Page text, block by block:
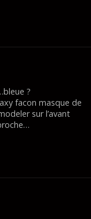
?
facon masque de
sur l’avant